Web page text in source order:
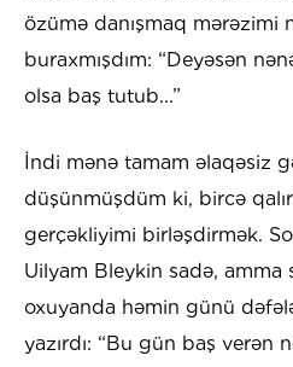
özümə danışmaq mərəzimi
buraxmışdım: “Deyəsən
olsa baş tutub...”
İndi mənə tamam əlaqəsiz
düşünmüşdüm ki, bircə
gerçəkliyimi birləşdirmək.
Uilyam Bleykin sadə, amma
oxuyanda həmin günü
yazırdı: “Bu gün baş verən